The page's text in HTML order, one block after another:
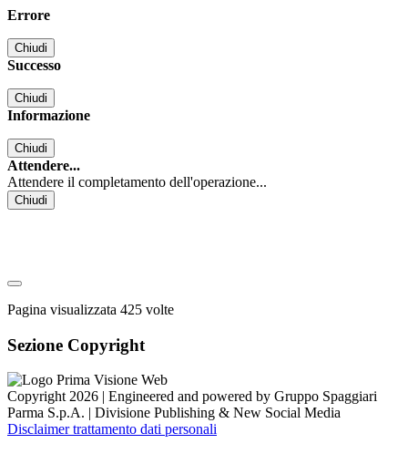
Errore
Chiudi
Successo
Chiudi
Informazione
Chiudi
Attendere...
Attendere il completamento dell'operazione...
Chiudi
Pagina visualizzata 425 volte
Sezione Copyright
Copyright 2026 | Engineered and powered by Gruppo Spaggiari
Parma S.p.A. | Divisione Publishing & New Social Media
Disclaimer trattamento dati personali